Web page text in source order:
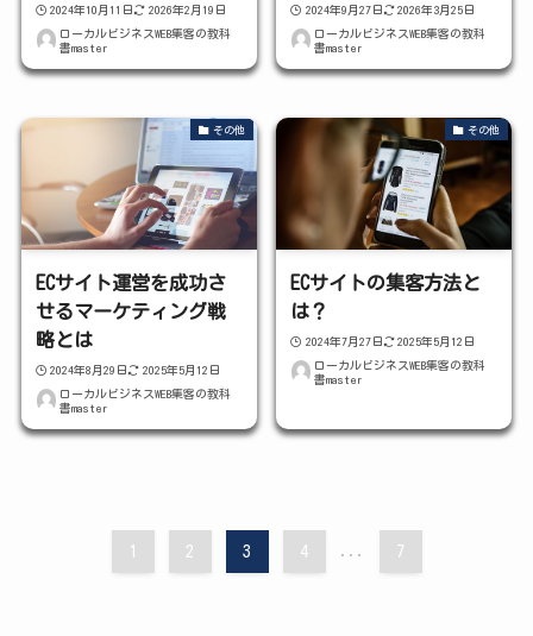
2024年10月11日
2026年2月19日
ローカルビジネスWEB集客の教科
書master
2024年9月27日
2026年3月25日
ローカルビジネスWEB集客の教科
書master
その他
ECサイト運営を成功さ
せるマーケティング戦
略とは
2024年8月29日
2025年5月12日
ローカルビジネスWEB集客の教科
書master
その他
ECサイトの集客方法と
は？
2024年7月27日
2025年5月12日
ローカルビジネスWEB集客の教科
書master
1 2 3 4 ... 7